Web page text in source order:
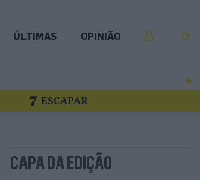
ÚLTIMAS OPINIÃO
ESCAPAR
CAPA DA EDIÇÃO